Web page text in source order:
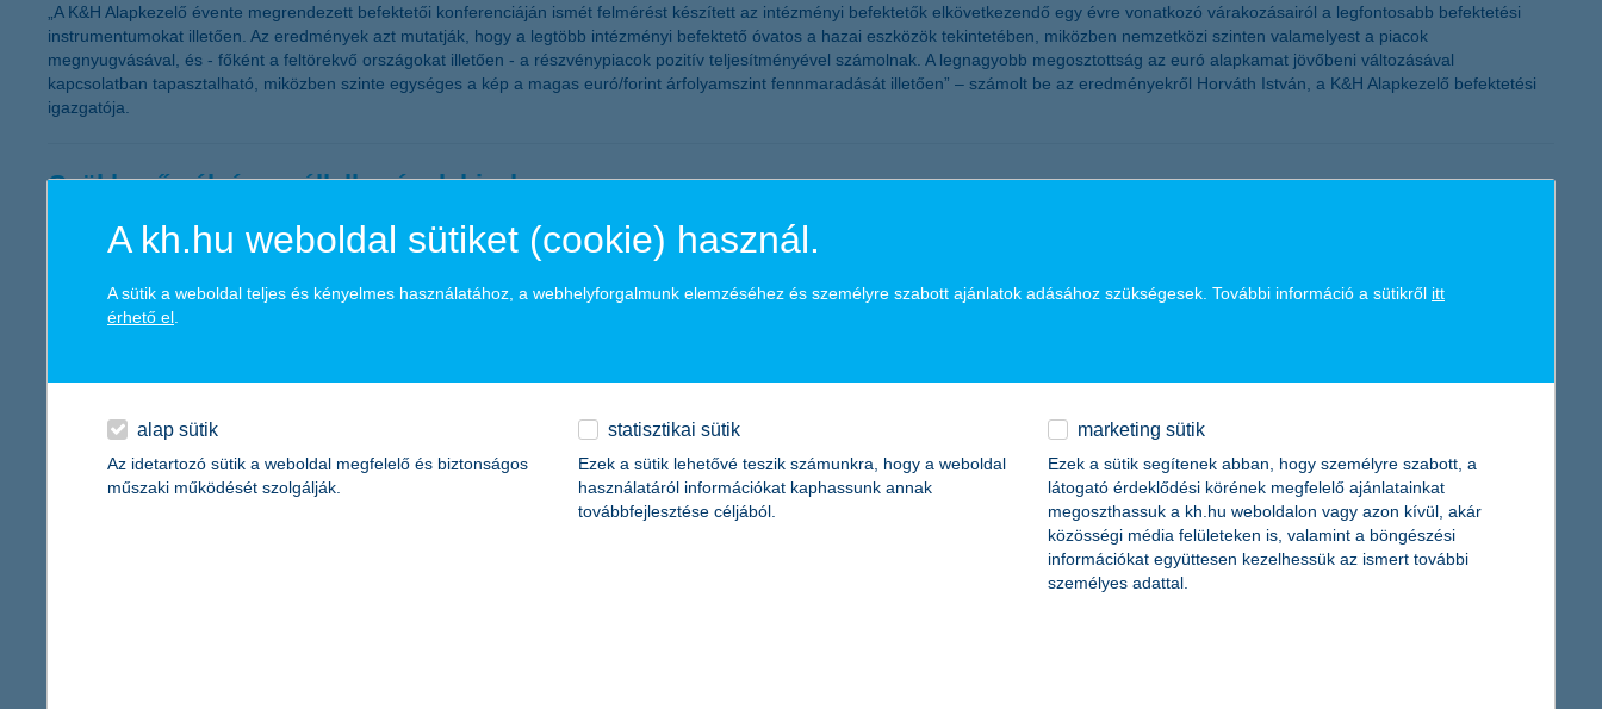
„A K&H Alapkezelő évente megrendezett befektetői konferenciáján ismét felmérést készített az intézményi befektetők elkövetkezendő egy évre vonatkozó várakozásairól a legfontosabb befektetési
instrumentumokat illetően. Az eredmények azt mutatják, hogy a legtöbb intézményi befektető óvatos a hazai eszközök tekintetében, miközben nemzetközi szinten valamelyest a piacok
megnyugvásával, és - főként a feltörekvő országokat illetően - a részvénypiacok pozitív teljesítményével számolnak. A legnagyobb megosztottság az euró alapkamat jövőbeni változásával
kapcsolatban tapasztalható, miközben szinte egységes a kép a magas euró/forint árfolyamszint fennmaradását illetően” – számolt be az eredményekről Horváth István, a K&H Alapkezelő befektetési
igazgatója.
Csökkenő pályán a vállalkozások bizalma
2011.10.06.
harmadik negyedéves értéke jelenleg -26 ponton áll, ami gyakorlatilag a két éve ilyenkor tapasztalt várakozásoknak felel meg. A bizalmi index csökkenése mögött leginkább az áll, hogy a vállalkozások
a következő egy évben a közterhek, valamint a vállalati hitelek növekedésével számolnak, de szinte az összes részindex kisebb-nagyobb mértékű csökkenést mutat”– mondta el Németh László, a K&H
November második felétől igényelhető a K&H SZÉP Kártya
2011.09.30.
2011. október 3-tól a K&H megkezdi a Széchenyi Pihenő (SZÉP) Kártyával kapcsolatban az ügyfél tájékoztatást. A kártya szerződések megkötésére november 15. után nyílik lehetőség.
12,5 milliárd forintos adózás utáni eredmény 2011 első félévében a K&H Bankcsoportnál
A kh.hu weboldal sütiket (cookie) használ.
A sütik a weboldal teljes és kényelmes használatához, a webhelyforgalmunk elemzéséhez és személyre szabott ajánlatok adásához szükségesek. További információ a sütikről itt
érhető el
alap sütik
Az idetartozó sütik a weboldal megfelelő és biztonságos
műszaki működését szolgálják.
statisztikai sütik
Ezek a sütik lehetővé teszik számunkra, hogy a weboldal
használatáról információkat kaphassunk annak
továbbfejlesztése céljából.
marketing sütik
Ezek a sütik segítenek abban, hogy személyre szabott, a
látogató érdeklődési körének megfelelő ajánlatainkat
megoszthassuk a kh.hu weboldalon vagy azon kívül, akár
közösségi média felületeken is, valamint a böngészési
információkat együttesen kezelhessük az ismert további
személyes adattal.